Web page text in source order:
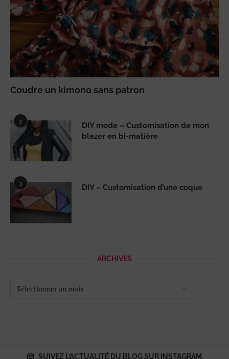
Coudre un kimono sans patron
2
DIY mode – Customisation de mon
blazer en bi-matière
3 DIY – Customisation d’une coque
ARCHIVES
SUIVEZ L’ACTUALITÉ DU BLOG SUR INSTAGRAM